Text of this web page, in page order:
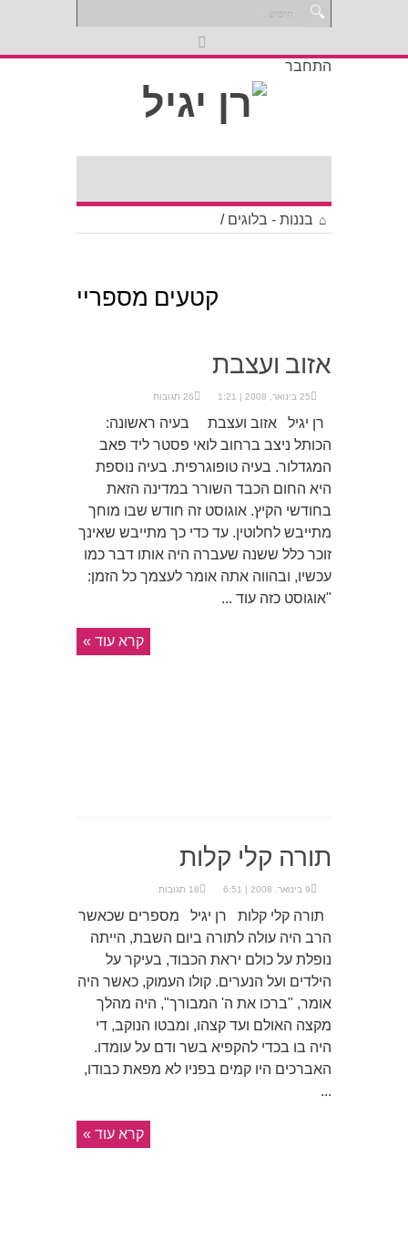
התחבר
בננות - בלוגים /
קטעים מספריי
אזוב ועצבת
25 בינואר, 2008 | 1:21 26 תגובות
רן יגיל אזוב ועצבת בעיה ראשונה:
הכותל ניצב ברחוב לואי פסטר ליד פאב
המגדלור. בעיה טופוגרפית. בעיה נוספת
היא החום הכבד השורר במדינה הזאת
בחודשי הקיץ. אוגוסט זה חודש שבו מוחך
מתייבש לחלוטין. עד כדי כך מתייבש שאינך
זוכר כלל ששנה שעברה היה אותו דבר כמו
עכשיו, ובהווה אתה אומר לעצמך כל הזמן:
"אוגוסט כזה עוד ...
קרא עוד »
תורה קלי קלות
9 בינואר, 2008 | 6:51 18 תגובות
תורה קלי קלות רן יגיל מספרים שכאשר
הרב היה עולה לתורה ביום השבת, הייתה
נופלת על כולם יראת הכבוד, בעיקר על
הילדים ועל הנערים. קולו העמוק, כאשר היה
אומר, "ברכו את ה' המבורך", היה מהלך
מקצה האולם ועד קצהו, ומבטו הנוקב, די
היה בו בכדי להקפיא בשר ודם על עומדו.
האברכים היו קמים בפניו לא מפאת כבודו,
...
קרא עוד »